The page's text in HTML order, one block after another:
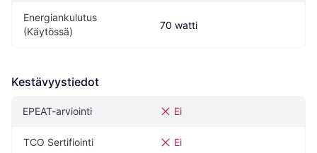
Energiankulutus
(Käytössä)
70 watti
Kestävyystiedot
EPEAT-arviointi Ei
TCO Sertifiointi Ei